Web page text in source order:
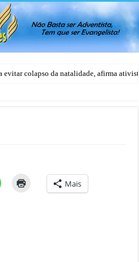
evitar colapso da natalidade, afirma
Mais